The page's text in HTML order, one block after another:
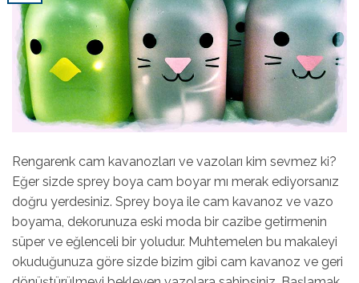
Rengarenk cam kavanozları ve vazoları kim sevmez ki?
Eğer sizde sprey boya cam boyar mı merak ediyorsanız
doğru yerdesiniz. Sprey boya ile cam kavanoz ve vazo
boyama, dekorunuza eski moda bir cazibe getirmenin
süper ve eğlenceli bir yoludur. Muhtemelen bu makaleyi
okuduğunuza göre sizde bizim gibi cam kavanoz ve geri